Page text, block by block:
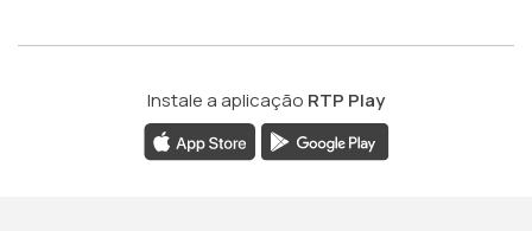
Instale a aplicação RTP Play